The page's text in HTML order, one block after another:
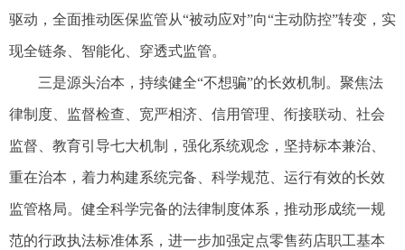
驱动，全面推动医保监管从“被动应对”向“主动防控”转变，实
现全链条、智能化、穿透式监管。
三是源头治本，持续健全“不想骗”的长效机制。聚焦法
律制度、监督检查、宽严相济、信用管理、衔接联动、社会
监督、教育引导七大机制，强化系统观念，坚持标本兼治、
重在治本，着力构建系统完备、科学规范、运行有效的长效
监管格局。健全科学完备的法律制度体系，推动形成统一规
范的行政执法标准体系，进一步加强定点零售药店职工基本